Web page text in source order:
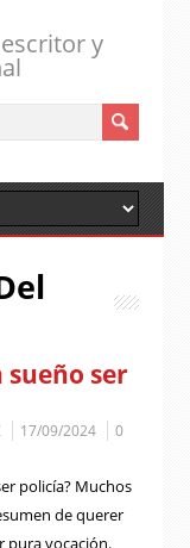
escritor y
sueño ser
17/09/2024
0
policía? Muchos
de querer
pura vocación.